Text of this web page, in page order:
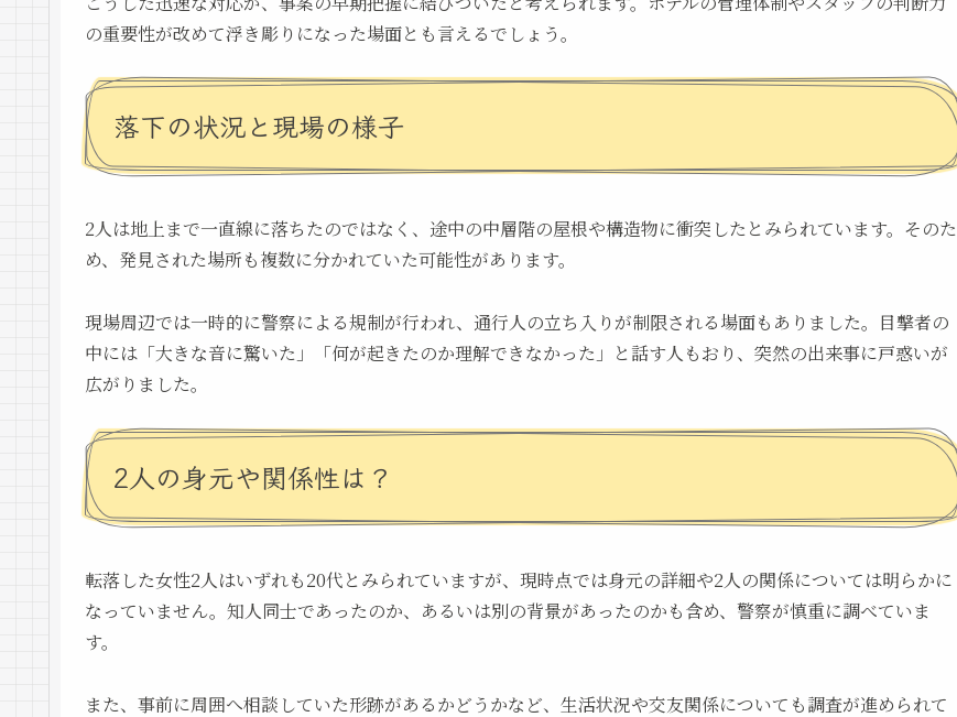
の重要性が改めて浮き彫りになった場面とも言えるでしょう。
落下の状況と現場の様子
2人は地上まで一直線に落ちたのではなく、途中の中層階の屋根や構造物に衝突したとみられています。そのた
め、発見された場所も複数に分かれていた可能性があります。
現場周辺では一時的に警察による規制が行われ、通行人の立ち入りが制限される場面もありました。目撃者の
中には「大きな音に驚いた」「何が起きたのか理解できなかった」と話す人もおり、突然の出来事に戸惑いが
広がりました。
2人の身元や関係性は？
転落した女性2人はいずれも20代とみられていますが、現時点では身元の詳細や2人の関係については明らかに
なっていません。知人同士であったのか、あるいは別の背景があったのかも含め、警察が慎重に調べていま
す。
また、事前に周囲へ相談していた形跡があるかどうかなど、生活状況や交友関係についても調査が進められて